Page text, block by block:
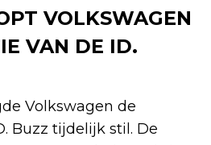
VOLKSWAGEN
VAN DE ID.
Volkswagen de
Buzz tijdelijk stil. De